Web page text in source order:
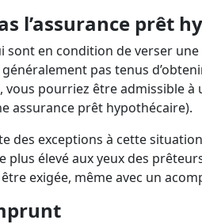
l’assurance prêt
sont en condition de verser
pas tenus
vous pourriez être admissible
assurance prêt hypothécaire).
des exceptions à cette
plus élevé aux yeux des
exigée, même avec un